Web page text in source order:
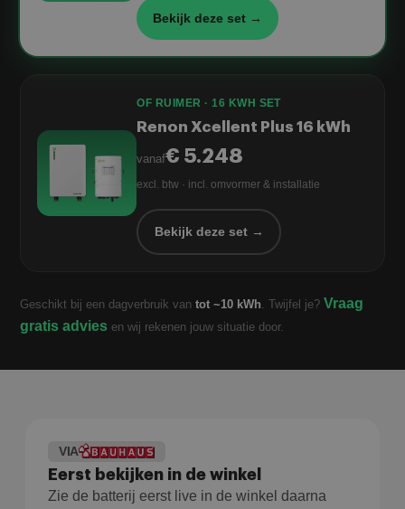
Bekijk deze set →
OF RUIMER · 16 KWH SET
Renon Xcellent Plus 16 kWh
vanaf€ 5.248
excl. btw · incl. omvormer & installatie
Bekijk deze set →
Geschikt bij een dagverbruik vantot ~10 kWh . Twijfel je? Vraag
gratis advies en wij rekenen jouw situatie door.
VIA
Eerst bekijken in de winkel
Zie de batterij eerst live in de winkel daarna